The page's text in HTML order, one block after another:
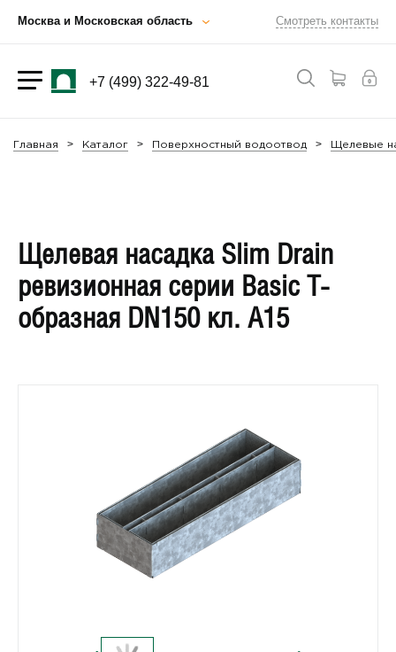
Москва и Московская область Смотреть контакты
+7 (499) 322-49-81
Главная Каталог Поверхностный водоотвод Щелевые
Щелевая насадка Slim Drain
ревизионная серии Basic Т-
образная DN150 кл. А15